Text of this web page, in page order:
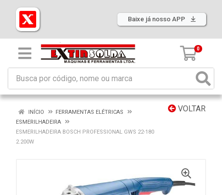
Baixe já nosso APP
0
VOLTAR
INÍCIO
FERRAMENTAS ELÉTRICAS
ESMERILHADEIRA
ESMERILHADEIRA BOSCH PROFESSIONAL GWS 22-180
2.200W